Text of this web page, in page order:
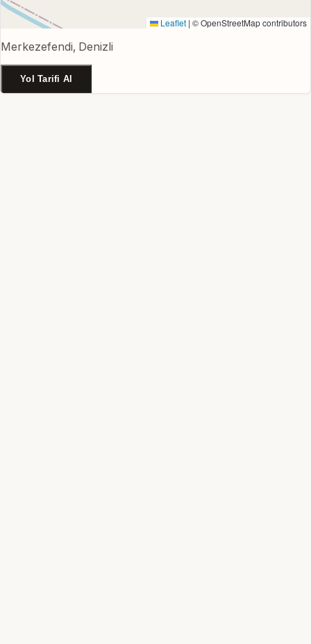
Leaflet | © OpenStreetMap contributors
Merkezefendi, Denizli
Yol Tarifi Al